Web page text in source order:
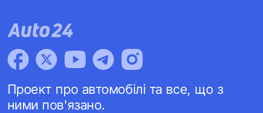
Проект про автомобілі та все, що з
ними пов'язано.